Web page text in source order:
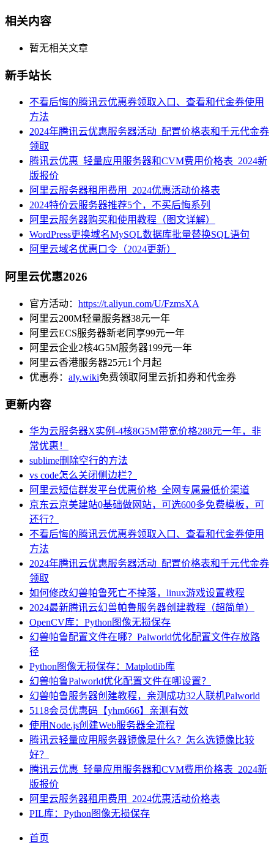
相关内容
暂无相关文章
新手站长
不看后悔的腾讯云优惠券领取入口、查看和代金券使用
方法
2024年腾讯云优惠服务器活动_配置价格表和千元代金券
领取
腾讯云优惠_轻量应用服务器和CVM费用价格表_2024新
版报价
阿里云服务器租用费用_2024优惠活动价格表
2024特价云服务器推荐5个，不买后悔系列
阿里云服务器购买和使用教程（图文详解）
WordPress更换域名MySQL数据库批量替换SQL语句
阿里云域名优惠口令（2024更新）
阿里云优惠2026
官方活动： https://t.aliyun.com/U/FzmsXA
阿里云200M轻量服务器38元一年
阿里云ECS服务器新老同享99元一年
阿里云企业2核4G5M服务器199元一年
阿里云香港服务器25元1个月起
优惠券： aly.wiki免费领取阿里云折扣券和代金券
更新内容
华为云服务器X实例-4核8G5M带宽价格288元一年，非
常优惠！
sublime删除空行的方法
vs code怎么关闭侧边栏？
阿里云短信群发平台优惠价格_全网专属最低价渠道
京东云京美建站0基础做网站，可选600多免费模板，可
还行？
不看后悔的腾讯云优惠券领取入口、查看和代金券使用
方法
2024年腾讯云优惠服务器活动_配置价格表和千元代金券
领取
如何修改幻兽帕鲁死亡不掉落，linux游戏设置教程
2024最新腾讯云幻兽帕鲁服务器创建教程（超简单）
OpenCV库：Python图像无损保存
幻兽帕鲁配置文件在哪？Palworld优化配置文件存放路
径
Python图像无损保存：Matplotlib库
幻兽帕鲁Palworld优化配置文件在哪设置？
幻兽帕鲁服务器创建教程，亲测成功32人联机Palworld
5118会员优惠码【yhm666】亲测有效
使用Node.js创建Web服务器全流程
腾讯云轻量应用服务器镜像是什么？怎么选镜像比较
好？
腾讯云优惠_轻量应用服务器和CVM费用价格表_2024新
版报价
阿里云服务器租用费用_2024优惠活动价格表
PIL库：Python图像无损保存
首页